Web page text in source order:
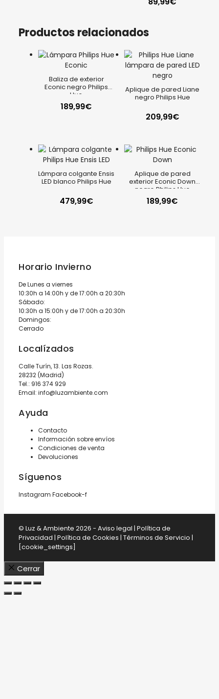
Productos relacionados
Baliza de exterior
Econic negro Philips
Hue
189,99€
Aplique de pared Liane
negro Philips Hue
209,99€
Lámpara colgante Ensis
LED blanco Philips Hue
479,99€
Aplique de pared
exterior Econic Down
negro Philips Hue
189,99€
Horario Invierno
De Lunes a viernes
10:30h a 14:00h y de 17:00h a 20:30h
Sábado:
10:30h a 15:00h y de 17:00h a 20:30h
Domingos:
Cerrado
Localízados
Calle Turín, 13. Las Rozas.
28232 (Madrid)
Tel.: 916 374 929
Email: info@luzambiente.com
Ayuda
Contacto
Información sobre envíos
Condiciones de venta
Devoluciones
Síguenos
Instagram Facebook-f
© Luz & Ambiente 2026 - Aviso legal | Política de
Privacidad | Política de Cookies | Términos de Servicio |
[cookie_settings]
Cerrar